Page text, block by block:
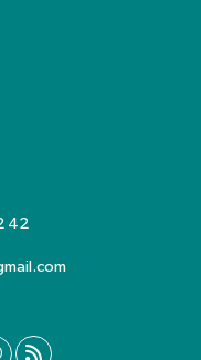
42